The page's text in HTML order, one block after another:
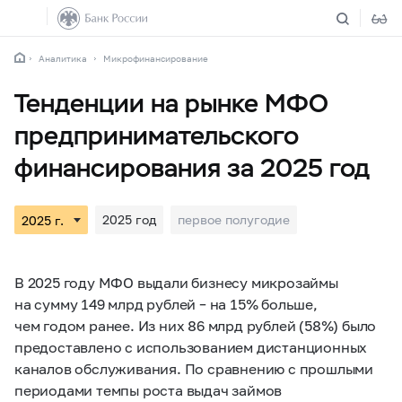
Аналитика Микрофинансирование
Тенденции на рынке МФО
предпринимательского
финансирования за 2025 год
2025 год первое полугодие
В 2025 году МФО выдали бизнесу микрозаймы
на сумму 149 млрд рублей – на 15% больше,
чем годом ранее. Из них 86 млрд рублей (58%) было
предоставлено с использованием дистанционных
каналов обслуживания. По сравнению с прошлыми
периодами темпы роста выдач займов